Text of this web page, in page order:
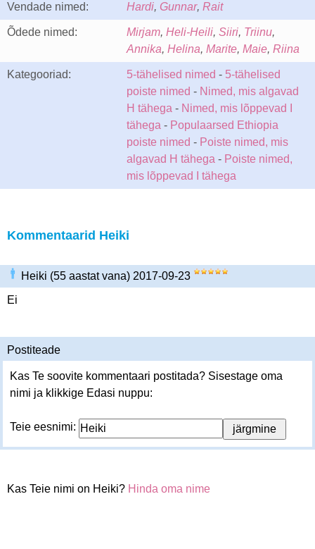
Vendade nimed: Hardi, Gunnar, Rait
Õdede nimed: Mirjam, Heli-Heili, Siiri, Triinu,
Annika, Helina, Marite, Maie, Riina
Kategooriad: 5-tähelised nimed - 5-tähelised
poiste nimed - Nimed, mis algavad
H tähega - Nimed, mis lõppevad I
tähega - Populaarsed Ethiopia
poiste nimed - Poiste nimed, mis
algavad H tähega - Poiste nimed,
mis lõppevad I tähega
Kommentaarid Heiki
Heiki (55 aastat vana) 2017-09-23
Ei
Postiteade
Kas Te soovite kommentaari postitada? Sisestage oma
nimi ja klikkige Edasi nuppu:
Teie eesnimi:
Kas Teie nimi on Heiki? Hinda oma nime